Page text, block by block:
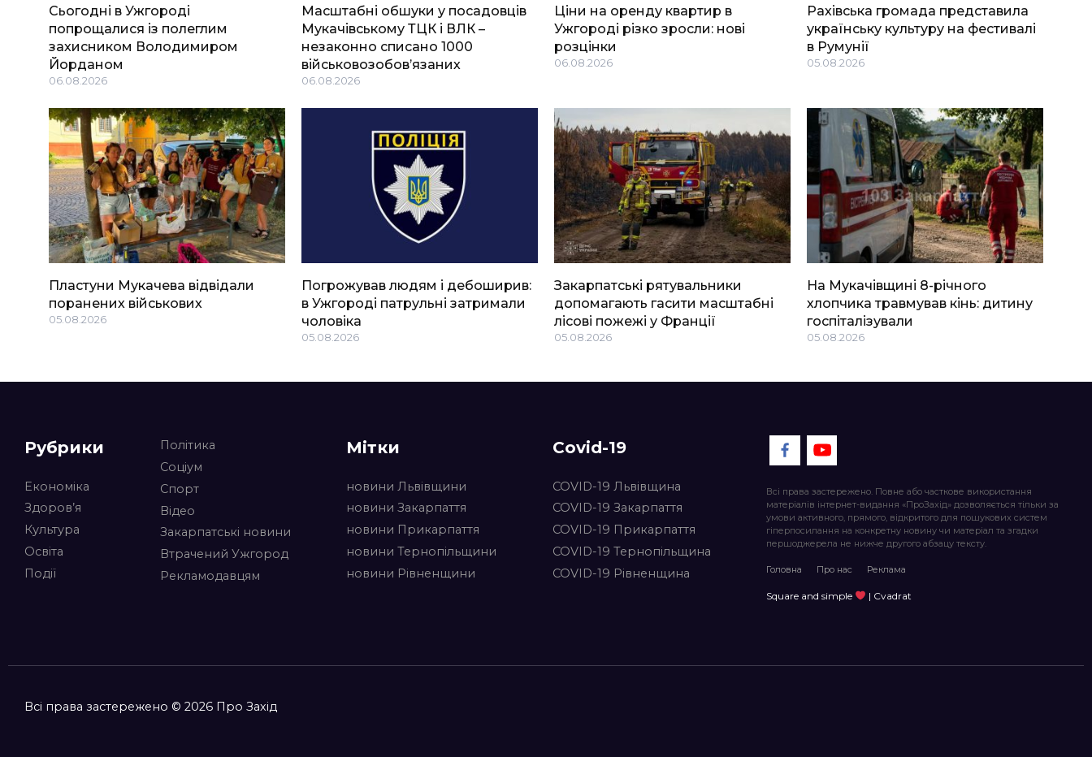
Сьогодні в Ужгороді
попрощалися із полеглим
захисником Володимиром
Йорданом
06.08.2026
Масштабні обшуки у посадовців
Мукачівському ТЦК і ВЛК –
незаконно списано 1000
військовозобов’язаних
06.08.2026
Ціни на оренду квартир в
Ужгороді різко зросли: нові
розцінки
06.08.2026
Рахівська громада представила
українську культуру на фестивалі
в Румунії
05.08.2026
Пластуни Мукачева відвідали
поранених військових
05.08.2026
Погрожував людям і дебоширив:
в Ужгороді патрульні затримали
чоловіка
05.08.2026
Закарпатські рятувальники
допомагають гасити масштабні
лісові пожежі у Франції
05.08.2026
На Мукачівщині 8-річного
хлопчика травмував кінь: дитину
госпіталізували
05.08.2026
Рубрики
Економіка
Здоров’я
Культура
Освіта
Події
Політика
Соціум
Спорт
Відео
Закарпатські новини
Втрачений Ужгород
Рекламодавцям
Мітки
новини Львівщини
новини Закарпаття
новини Прикарпаття
новини Тернопільщини
новини Рівненщини
Covid-19
COVID-19 Львівщина
COVID-19 Закарпаття
COVID-19 Прикарпаття
COVID-19 Тернопільщина
COVID-19 Рівненщина
Всі права застережено. Повне або часткове використання
матеріалів інтернет-видання «ПроЗахід» дозволяється тільки за
умови активного, прямого, відкритого для пошукових систем
гіперпосилання на конкретну новину чи матеріал та згадки
першоджерела не нижче другого абзацу тексту.
Головна Про нас Реклама
Square and simple | Cvadrat
Всі права застережено © 2026 Про Захід